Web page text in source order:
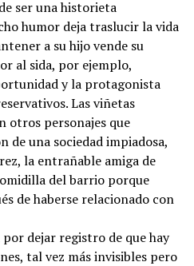
ser una historieta
humor deja traslucir la vida
a su hijo vende su
al sida, por ejemplo,
y la protagonista
Las viñetas
otros personajes que
de una sociedad impiadosa,
la entrañable amiga de
del barrio porque
de haberse relacionado con
dejar registro de que hay
tal vez más invisibles pero